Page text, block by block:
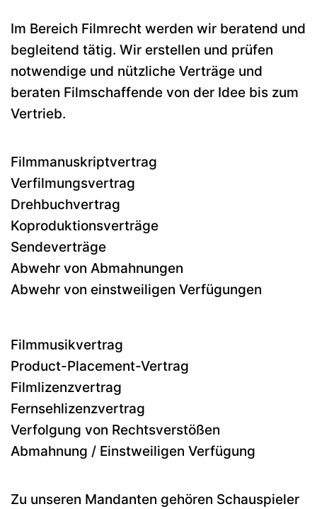
Im Bereich Filmrecht werden wir beratend und
begleitend tätig. Wir erstellen und prüfen
notwendige und nützliche Verträge und
beraten Filmschaffende von der Idee bis zum
Vertrieb.
Filmmanuskriptvertrag
Verfilmungsvertrag
Drehbuchvertrag
Koproduktionsverträge
Sendeverträge
Abwehr von Abmahnungen
Abwehr von einstweiligen Verfügungen
Filmmusikvertrag
Product-Placement-Vertrag
Filmlizenzvertrag
Fernsehlizenzvertrag
Verfolgung von Rechtsverstößen
Abmahnung / Einstweiligen Verfügung
Zu unseren Mandanten gehören Schauspieler